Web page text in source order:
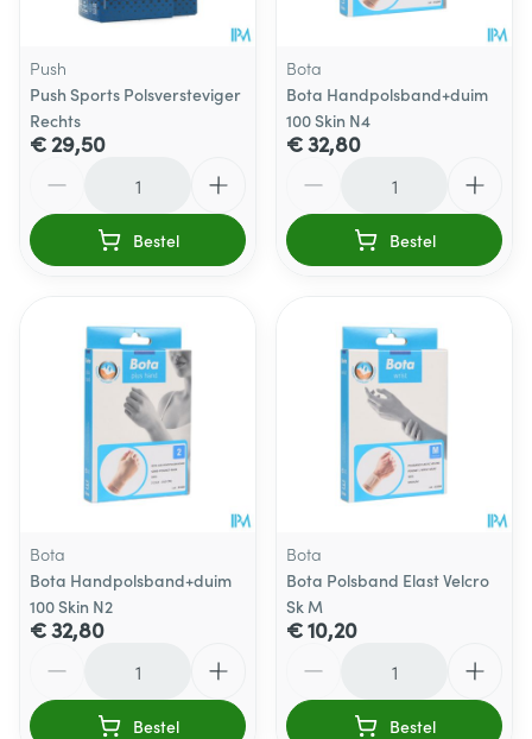
Push
Push Sports Polsversteviger
Rechts
€ 29,50
Bestel
Bota
Bota Handpolsband+duim
100 Skin N4
€ 32,80
Bestel
Bota
Bota Handpolsband+duim
100 Skin N2
€ 32,80
Bestel
Bota
Bota Polsband Elast Velcro
Sk M
€ 10,20
Bestel